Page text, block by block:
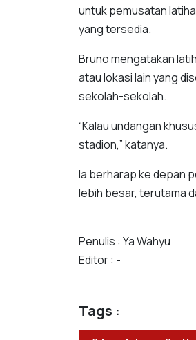
untuk pemusatan
yang tersedia.
Bruno mengatakan
atau lokasi lain yang
sekolah-sekolah.
“Kalau undangan
stadion,” katanya.
Ia berharap ke depan
lebih besar, terutama
Penulis : Ya Wahyu
Editor : -
Tags :